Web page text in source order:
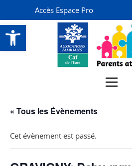
Ouvrir la barre d’outils
Accès Espace Pro
« Tous les Évènements
Cet évènement est passé.